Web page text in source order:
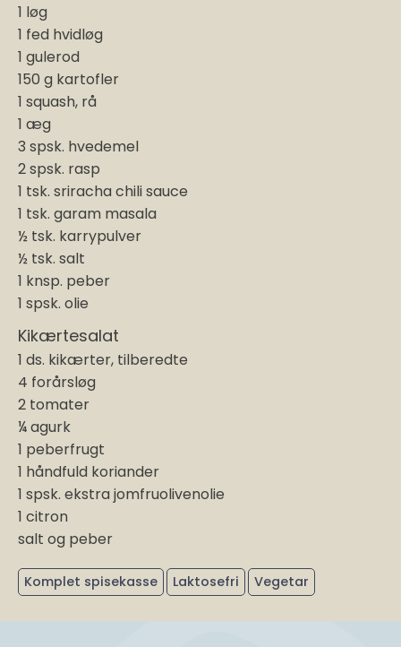
1 løg
1 fed hvidløg
1 gulerod
150 g kartofler
1 squash, rå
1 æg
3 spsk. hvedemel
2 spsk. rasp
1 tsk. sriracha chili sauce
1 tsk. garam masala
½ tsk. karrypulver
½ tsk. salt
1 knsp. peber
1 spsk. olie
Kikærtesalat
1 ds. kikærter, tilberedte
4 forårsløg
2 tomater
¼ agurk
1 peberfrugt
1 håndfuld koriander
1 spsk. ekstra jomfruolivenolie
1 citron
salt og peber
Komplet spisekasse Laktosefri Vegetar